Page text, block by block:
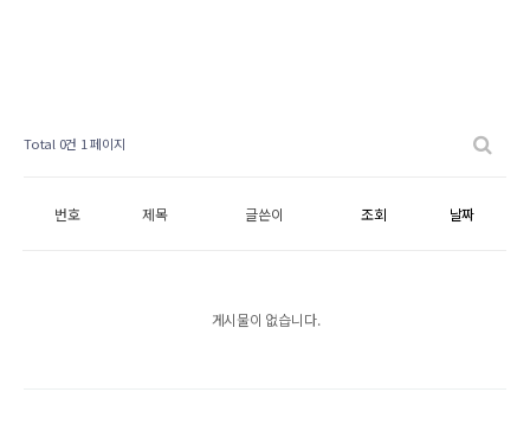
Total 0건 1 페이지
번호 제목 글쓴이 조회 날짜
게시물이 없습니다.